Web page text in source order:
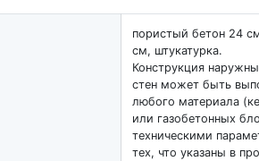
пористый бетон 24
см, штукатурка.
Конструкция
стен может быть
любого материала
или газобетонных
техническими
тех, что указаны в